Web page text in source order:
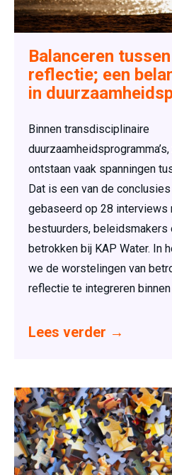
Balanceren
reflectie; een
in
Binnen transdisciplinaire
ontstaan vaak spanningen
Dat is een van de
gebaseerd op 28 interviews
bestuurders,
betrokken bij KAP Water. In
we de worstelingen van
reflectie te integreren
Lees verder →